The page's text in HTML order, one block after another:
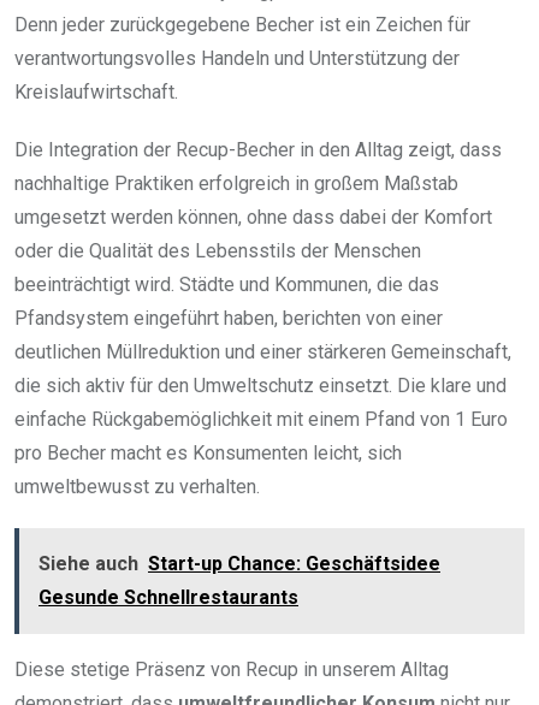
Denn jeder zurückgegebene Becher ist ein Zeichen für
verantwortungsvolles Handeln und Unterstützung der
Kreislaufwirtschaft.
Die Integration der Recup-Becher in den Alltag zeigt, dass
nachhaltige Praktiken erfolgreich in großem Maßstab
umgesetzt werden können, ohne dass dabei der Komfort
oder die Qualität des Lebensstils der Menschen
beeinträchtigt wird. Städte und Kommunen, die das
Pfandsystem eingeführt haben, berichten von einer
deutlichen Müllreduktion und einer stärkeren Gemeinschaft,
die sich aktiv für den Umweltschutz einsetzt. Die klare und
einfache Rückgabemöglichkeit mit einem Pfand von 1 Euro
pro Becher macht es Konsumenten leicht, sich
umweltbewusst zu verhalten.
Siehe auch Start-up Chance: Geschäftsidee
Gesunde Schnellrestaurants
Diese stetige Präsenz von Recup in unserem Alltag